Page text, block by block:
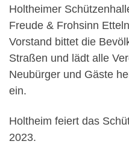
Holtheimer
Freude & Frohsinn
Vorstand bittet die
Straßen und lädt alle
Neubürger und Gäste
ein.
Holtheim feiert das
2023.